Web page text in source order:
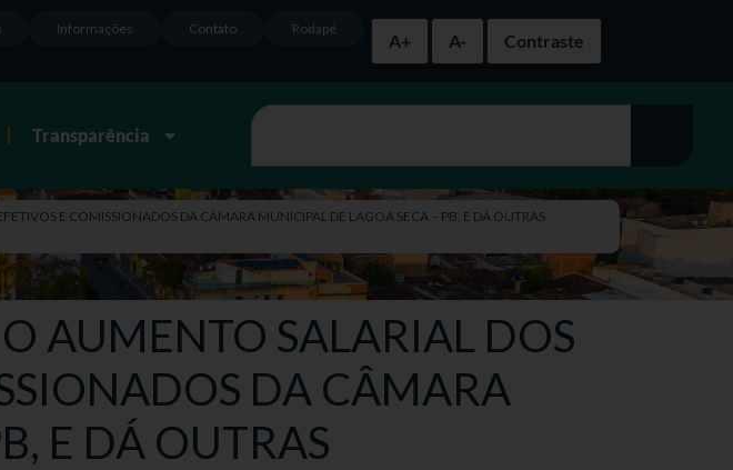
A+
A- Contraste
Rodapé
Contato
Informações
Transparência
E COMISSIONADOS DA CÂMARA MUNICIPAL DE LAGOA SECA – PB, E DÁ OUTRAS
AUMENTO SALARIAL DOS
DA CÂMARA
E DÁ OUTRAS